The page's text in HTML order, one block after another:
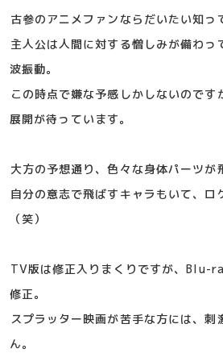
古参のアニメファンならだいたい知っ
主人公は人間に対する憎しみが備わっ
波振動。
この時点で嫌な予感しかしないのです
展開が待っています。
大方の予想通り、色々な身体パーツが
自分の意志で飛ばすキャラもいて、ロ
（笑）
TV版は修正入りまくりですが、Blu-
修正。
スプラッター映画が苦手な方には、刺
ん。